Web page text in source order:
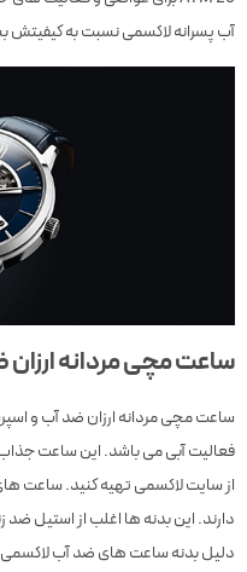
آب پسرانه لاکسمی نسبت به کیفیتش
ساعت مچی مردانه
ساعت مچی مردانه ارزان ضد آب و
فعالیت آبی می باشد. این ساعت
از سایت لاکسمی تهیه کنید. ساعت
دارند. این بدنه ها اغلب از استیل
دلیل بدنه ساعت های ضد آب لاکسمی